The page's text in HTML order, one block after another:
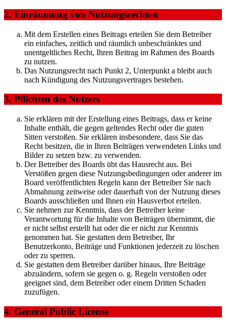
2. Einräumung von Nutzungsrechten
Mit dem Erstellen eines Beitrags erteilen Sie dem Betreiber
ein einfaches, zeitlich und räumlich unbeschränktes und
unentgeltliches Recht, Ihren Beitrag im Rahmen des Boards
zu nutzen.
Das Nutzungsrecht nach Punkt 2, Unterpunkt a bleibt auch
nach Kündigung des Nutzungsvertrages bestehen.
3. Pflichten des Nutzers
Sie erklären mit der Erstellung eines Beitrags, dass er keine
Inhalte enthält, die gegen geltendes Recht oder die guten
Sitten verstoßen. Sie erklären insbesondere, dass Sie das
Recht besitzen, die in Ihren Beiträgen verwendeten Links und
Bilder zu setzen bzw. zu verwenden.
Der Betreiber des Boards übt das Hausrecht aus. Bei
Verstößen gegen diese Nutzungsbedingungen oder anderer im
Board veröffentlichten Regeln kann der Betreiber Sie nach
Abmahnung zeitweise oder dauerhaft von der Nutzung dieses
Boards ausschließen und Ihnen ein Hausverbot erteilen.
Sie nehmen zur Kenntnis, dass der Betreiber keine
Verantwortung für die Inhalte von Beiträgen übernimmt, die
er nicht selbst erstellt hat oder die er nicht zur Kenntnis
genommen hat. Sie gestatten dem Betreiber, Ihr
Benutzerkonto, Beiträge und Funktionen jederzeit zu löschen
oder zu sperren.
Sie gestatten dem Betreiber darüber hinaus, Ihre Beiträge
abzuändern, sofern sie gegen o. g. Regeln verstoßen oder
geeignet sind, dem Betreiber oder einem Dritten Schaden
zuzufügen.
4. General Public License